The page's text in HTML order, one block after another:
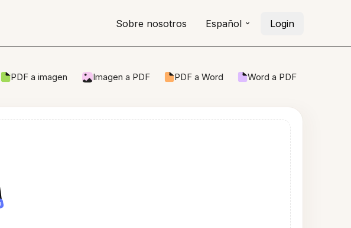
Sobre nosotros Español Login
PDF a imagen Imagen a PDF PDF a Word Word a PDF